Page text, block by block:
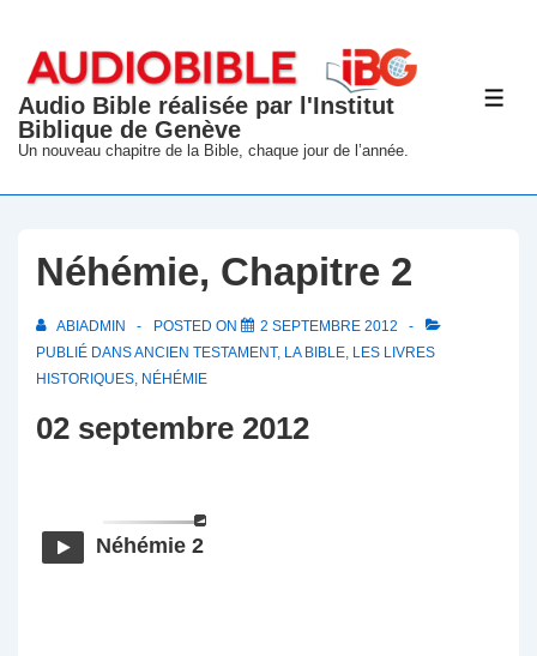
passer
contenu
principal
Audio Bible réalisée par l'Institut
Biblique de Genève
Un nouveau chapitre de la Bible, chaque jour de l’année.
Néhémie, Chapitre 2
ABIADMIN POSTED ON
2 SEPTEMBRE 2012
PUBLIÉ DANSANCIEN TESTAMENT, LA BIBLE, LES LIVRES
HISTORIQUES, NÉHÉMIE
02 septembre 2012
Néhémie 2